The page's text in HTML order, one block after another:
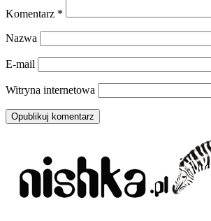
Komentarz *
Nazwa
E-mail
Witryna internetowa